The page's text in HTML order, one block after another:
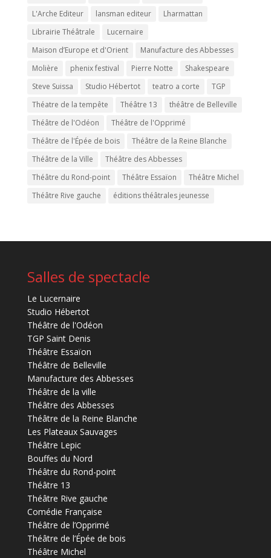
L'Arche Editeur
lansman editeur
Lharmattan
Librairie Théâtrale
Lucernaire
Maison d’Europe et d'Orient
Manufacture des Abbesses
Molière
phenix festival Pierre Notte
Shakespeare
Steve Suissa
Studio Hébertot teatro a corte
TGP
Théatre de la tempête
Théâtre 13
théâtre de Belleville
Théâtre de l'Odéon
Théâtre de l'Opprimé
Théâtre de l'Épée de bois
Théâtre de la Reine Blanche
Théâtre de la Ville
Théâtre des Abbesses
Théâtre du Rond-point
Théâtre Essaïon
Théâtre Michel
Théâtre Rive gauche
éditions théâtrales jeunesse
Salles de spectacle
Le Lucernaire
Studio Hébertot
Théâtre de l'Odéon
TGP Saint Denis
Théâtre Essaïon
Théâtre de Belleville
Manufacture des Abbesses
Théâtre de la ville
Théâtre des Abbesses
Théâtre de la Reine Blanche
Les Plateaux Sauvages
Théâtre Lepic
Bouffes du Nord
Théâtre du Rond-point
Théâtre 13
Théâtre Rive gauche
Comédie Française
Théâtre de l’Opprimé
Théâtre de l’Épée de bois
Théâtre Michel